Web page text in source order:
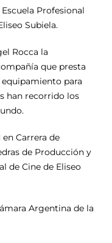
Profesional
Subiela.
Rocca la
que presta
para
han recorrido los
Carrera de
de Producción y
de Cine de Eliseo
Argentina de la